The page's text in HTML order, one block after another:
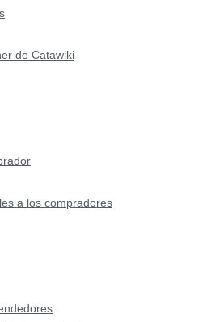
de Catawiki
a los compradores